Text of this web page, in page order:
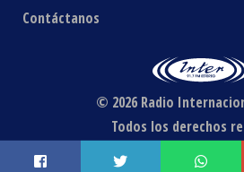
Contáctanos
© 2026 Radio
Todos los derechos